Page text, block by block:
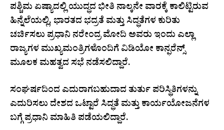
ಪಶ್ಚಿಮ ಏಷ್ಯಾದಲ್ಲಿ ಯುದ್ಧದ ಭೀತಿ ನಾಲ್ಕನೇ ವಾರಕ್ಕೆ ಕಾಲಿಟ್ಟಿರುವ
ಹಿನ್ನೆಲೆಯಲ್ಲಿ, ಭಾರತದ ಭದ್ರತೆ ಮತ್ತು ಸಿದ್ಧತೆಗಳ ಕುರಿತು
ಚರ್ಚಿಸಲು ಪ್ರಧಾನಿ ನರೇಂದ್ರ ಮೋದಿ ಅವರು ಇಂದು ಎಲ್ಲಾ
ರಾಜ್ಯಗಳ ಮುಖ್ಯಮಂತ್ರಿಗಳೊಂದಿಗೆ ವಿಡಿಯೋ ಕಾನ್ಫರೆನ್ಸ್
ಮೂಲಕ ಮಹತ್ವದ ಸಭೆ ನಡೆಸಲಿದ್ದಾರೆ.
ಸಂಘರ್ಷದಿಂದ ಎದುರಾಗಬಹುದಾದ ತುರ್ತು ಪರಿಸ್ಥಿತಿಗಳನ್ನು
ಎದುರಿಸಲು ದೇಶದ ಒಟ್ಟಾರೆ ಸಿದ್ಧತೆ ಮತ್ತು ಕಾರ್ಯಯೋಜನೆಗಳ
ಬಗ್ಗೆ ಪ್ರಧಾನಿ ಮಾಹಿತಿ ಪಡೆಯಲಿದ್ದಾರೆ.